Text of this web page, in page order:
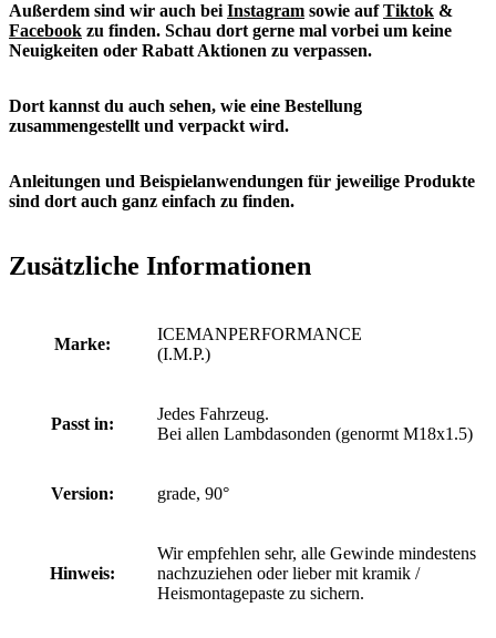
Außerdem sind wir auch bei Instagram sowie aufTiktok &
Facebook zu finden. Schau dort gerne mal vorbei um keine
Neuigkeiten oder Rabatt Aktionen zu verpassen.
Dort kannst du auch sehen, wie eine Bestellung
zusammengestellt und verpackt wird.
Anleitungen und Beispielanwendungen für jeweilige Produkte
sind dort auch ganz einfach zu finden.
Zusätzliche Informationen
Marke:
ICEMANPERFORMANCE
(I.M.P.)
Passt in:
Jedes Fahrzeug.
Bei allen Lambdasonden (genormt M18x1.5)
Version: grade, 90°
Hinweis:
Wir empfehlen sehr, alle Gewinde mindestens
nachzuziehen oder lieber mit kramik /
Heismontagepaste zu sichern.